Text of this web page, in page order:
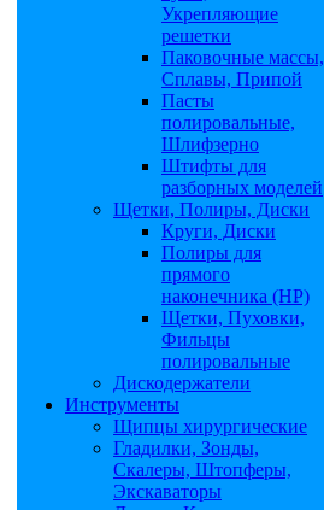
Укрепляющие
решетки
Паковочные массы,
Сплавы, Припой
Пасты
полировальные,
Шлифзерно
Штифты для
разборных моделей
Щетки, Полиры, Диски
Круги, Диски
Полиры для
прямого
наконечника (НР)
Щетки, Пуховки,
Фильцы
полировальные
Дискодержатели
Инструменты
Щипцы хирургические
Гладилки, Зонды,
Скалеры, Штопферы,
Экскаваторы